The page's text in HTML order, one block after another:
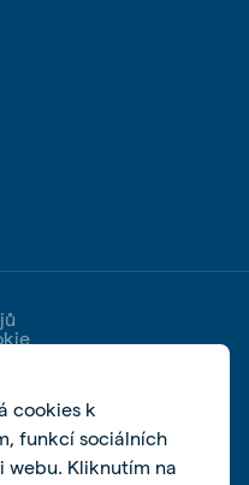
cookies k
funkcí sociálních
webu. Kliknutím na
Heus a.s. | IČ
zapsaná u
značka B 2162